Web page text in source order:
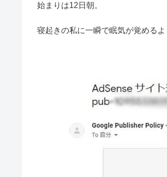
始まりは12日朝。
寝起きの私に一瞬で眠気が覚める